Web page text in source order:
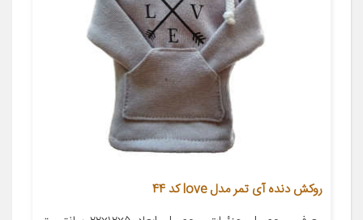
روکش دنده آی تمر مدل love کد 44